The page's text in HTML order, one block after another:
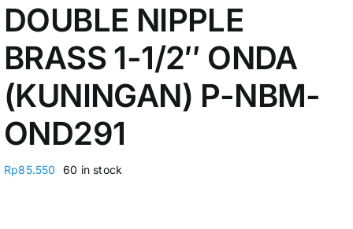
DOUBLE NIPPLE
BRASS 1-1/2″ ONDA
(KUNINGAN) P-NBM-
OND291
Rp85.550 60 in stock